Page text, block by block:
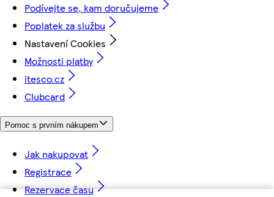
Podívejte se, kam doručujeme
Poplatek za službu
Nastavení Cookies
Možnosti platby
itesco.cz
Clubcard
Pomoc s prvním nákupem
Jak nakupovat
Registrace
Rezervace času